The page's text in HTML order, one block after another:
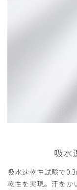
吸水
吸水速乾性試験で
乾性を実現。汗をか